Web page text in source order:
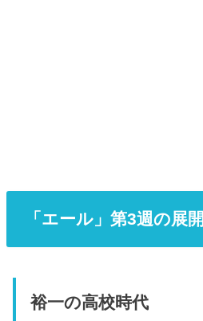
「エール」第3週の展開
裕一の高校時代